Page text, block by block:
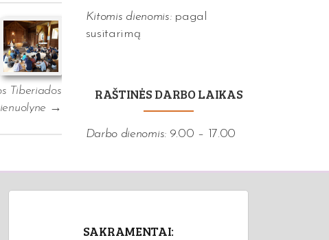
Tiberiados
→
Kitomis dienomis: pagal
susitarimą
RAŠTINĖS DARBO LAIKAS
Darbo dienomis: 9.00 – 17.00
SAKRAMENTAI: